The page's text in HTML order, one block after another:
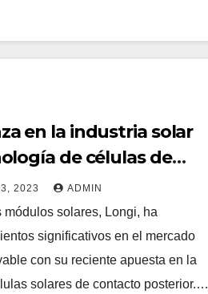
en la industria solar
de células de
2023 ADMIN
módulos solares, Longi, ha
significativos en el mercado
con su reciente apuesta en la
solares de contacto posterior.…